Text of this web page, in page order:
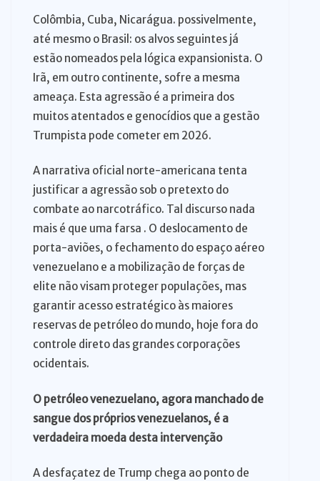
Colômbia, Cuba, Nicarágua. possivelmente,
até mesmo o Brasil: os alvos seguintes já
estão nomeados pela lógica expansionista. O
Irã, em outro continente, sofre a mesma
ameaça. Esta agressão é a primeira dos
muitos atentados e genocídios que a gestão
Trumpista pode cometer em 2026.
A narrativa oficial norte-americana tenta
justificar a agressão sob o pretexto do
combate ao narcotráfico. Tal discurso nada
mais é que uma farsa . O deslocamento de
porta-aviões, o fechamento do espaço aéreo
venezuelano e a mobilização de forças de
elite não visam proteger populações, mas
garantir acesso estratégico às maiores
reservas de petróleo do mundo, hoje fora do
controle direto das grandes corporações
ocidentais.
O petróleo venezuelano, agora manchado de
sangue dos próprios venezuelanos, é a
verdadeira moeda desta intervenção
A desfaçatez de Trump chega ao ponto de